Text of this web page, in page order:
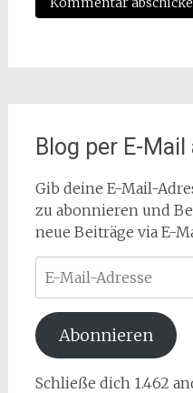
Blog per E-
Gib deine E-Mail-
zu abonnieren und
neue Beiträge via E-
Mail-
Adresse
Abonnieren
Schließe dich 1.462